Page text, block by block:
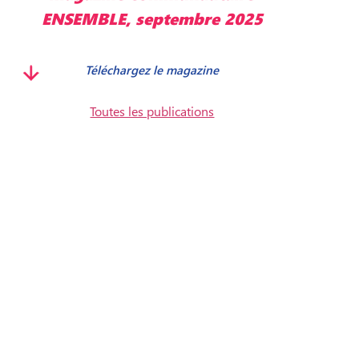
ENSEMBLE, septembre 2025
Téléchargez le magazine
Toutes les publications